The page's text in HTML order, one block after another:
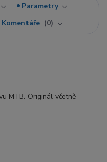
Parametry
Komentáře 0
MTB. Originál včetně